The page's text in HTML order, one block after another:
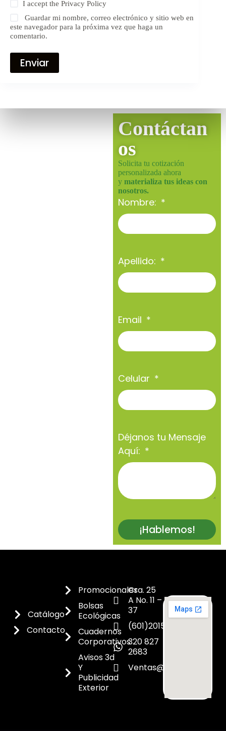
I accept thePrivacy Policy
Guardar mi nombre, correo electrónico y sitio web en
este navegador para la próxima vez que haga un
comentario.
Enviar
Contáctan
os
Solicita tu cotización
personalizada ahora
y materializa tus ideas con
nosotros.
Nombre:
Apellido:
Email
Celular
Déjanos tu Mensaje
Aquí:
¡Hablemos!
Catálogo
Contacto
Promocionales
Bolsas
Ecológicas
Cuadernos
Corporativos
Avisos 3d
Y
Publicidad
Exterior
Cra. 25
A No. 11 –
37
(601)2015300
320 827
2683
Ventas@dicoes.co